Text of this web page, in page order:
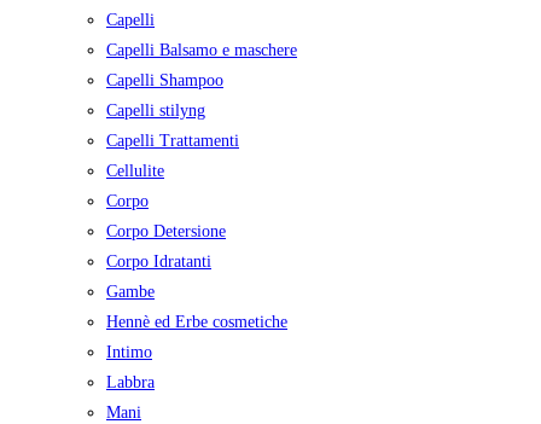
Capelli
Capelli Balsamo e maschere
Capelli Shampoo
Capelli stilyng
Capelli Trattamenti
Cellulite
Corpo
Corpo Detersione
Corpo Idratanti
Gambe
Hennè ed Erbe cosmetiche
Intimo
Labbra
Mani